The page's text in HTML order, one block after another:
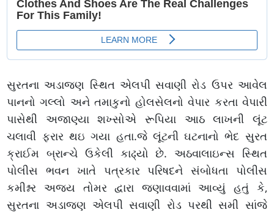
સુરતના અડાજણ સ્થિત એલપી સવાણી રોડ ઉપર આવેલ
પાનનો ગલ્લો અને તમાકુનો હોલસેલનો વેપાર કરતા વેપારી
પાસેથી અજાણ્યા શખ્સોએ રૂપિયા આઠ લાખની લૂંટ
ચલાવી ફરાર થઇ ગયા હતા.જે લૂંટની ઘટનાનો ભેદ સુરત
ક્રાઈમ બ્રાન્ચે ઉકેલી કાઢ્યો છે. અઠવાલાઇન્સ સ્થિત
પોલીસ ભવન ખાતે પત્રકાર પરિષદને સંબોધતા પોલીસ
કમીશ્નર અજય તોમર દ્વારા જણાવવામાં આવ્યું હતું કે,
સુરતના અડાજણ એલપી સવાણી રોડ પરથી સમી સાંજે